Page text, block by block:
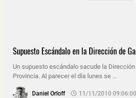
Supuesto Escándalo en la Dirección de
Un supuesto escándalo sacude la Dirección
Provincia. Al parecer el día lunes se …
Daniel Orloff 11/11/2010 09:06:00